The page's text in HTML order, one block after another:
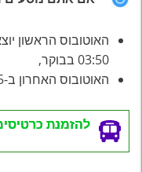
03:50 בבוקר,
האוטובוס האחרון ב-21:55 בערב.
להזמנת